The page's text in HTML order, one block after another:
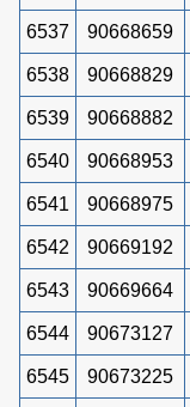
6537 90668659
6538 90668829
6539 90668882
6540 90668953
6541 90668975
6542 90669192
6543 90669664
6544 90673127
6545 90673225